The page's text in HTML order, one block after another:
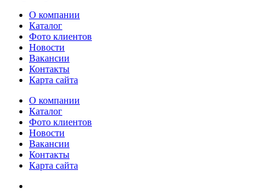
О компании
Каталог
Фото клиентов
Новости
Вакансии
Контакты
Карта сайта
О компании
Каталог
Фото клиентов
Новости
Вакансии
Контакты
Карта сайта